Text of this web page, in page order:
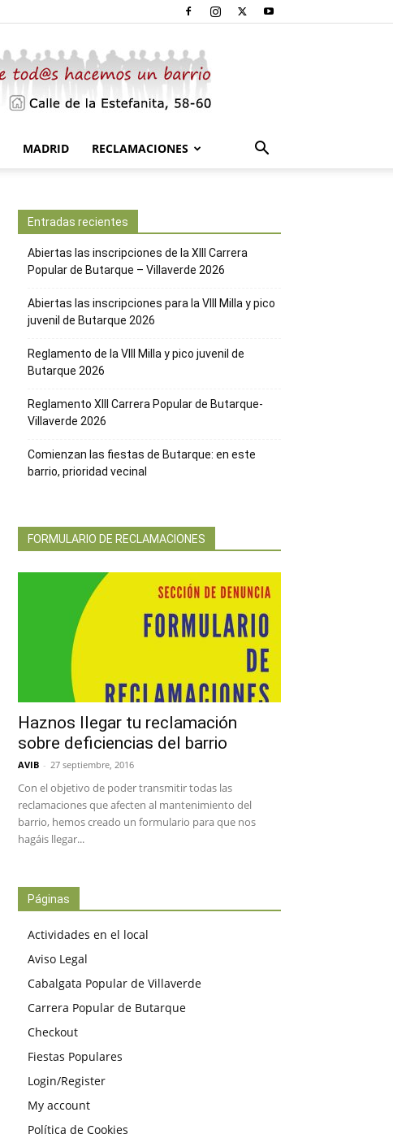
MADRID RECLAMACIONES
Entradas recientes
Abiertas las inscripciones de la XIII Carrera
Popular de Butarque – Villaverde 2026
Abiertas las inscripciones para la VIII Milla y pico
juvenil de Butarque 2026
Reglamento de la VIII Milla y pico juvenil de
Butarque 2026
Reglamento XIII Carrera Popular de Butarque-
Villaverde 2026
Comienzan las fiestas de Butarque: en este
barrio, prioridad vecinal
FORMULARIO DE RECLAMACIONES
Haznos llegar tu reclamación
sobre deficiencias del barrio
AVIB - 27 septiembre, 2016
Con el objetivo de poder transmitir todas las
reclamaciones que afecten al mantenimiento del
barrio, hemos creado un formulario para que nos
hagáis llegar...
Páginas
Actividades en el local
Aviso Legal
Cabalgata Popular de Villaverde
Carrera Popular de Butarque
Checkout
Fiestas Populares
Login/Register
My account
Política de Cookies